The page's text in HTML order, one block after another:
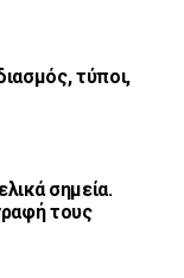
τύποι,
σημεία.
τους